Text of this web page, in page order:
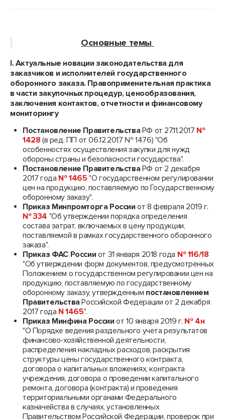
Основные темы
I. Aктуальные новации законодательства для
заказчиков и исполнителей государственного
оборонного заказа. Правоприменительная практика
в части закупочных процедур, ценообразования,
заключения контактов, отчетности и финансовому
мониторингу
Постановление Правительства РФ от 27.11.2017 №
1428 (в ред. ПП от 06.12.2017 № 1476) "Об
особенностях осуществления закупки для нужд
обороны страны и безопасности государства".
Постановление Правительства РФ от 2 декабря
2017 года № 1465 "О государственном регулировании
цен на продукцию, поставляемую по Государственному
оборонному заказу".
Приказ Минпромторга России от 8 февраля 2019 г.
№ 334 "Об утверждении порядка определения
состава затрат, включаемых в цену продукции,
поставляемой в рамках государственного оборонного
заказа".
Приказ ФАС России от 31 января 2018 года № 116/18
"Об утверждении форм документов, предусмотренных
Положением о государственном регулировании цен на
продукцию, поставляемую по государственному
оборонному заказу, утвержденным постановлением
Правительства Российской Федерации от 2 декабря
2017 года N 1465".
Приказ Минфина России от 10 января 2019 г. № 4н
"О Порядке ведения раздельного учета результатов
финансово-хозяйственной деятельности,
распределения накладных расходов, раскрытия
структуры цены государственного контракта,
договора о капитальных вложениях, контракта
учреждения, договора о проведении капитального
ремонта, договора (контракта) и проведения
территориальными органами Федерального
казначейства в случаях, установленных
Правительством Российской Федерации, проверок при